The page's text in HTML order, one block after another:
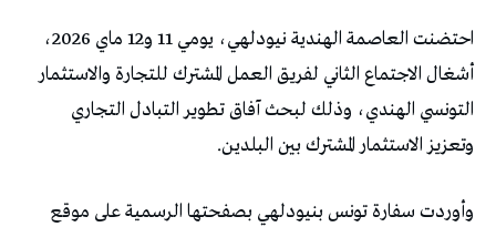
احتضنت العاصمة الهندية نيودلهي، يومي 11 و12 ماي 2026،
أشغال الاجتماع الثاني لفريق العمل المشترك للتجارة والاستثمار
التونسي الهندي، وذلك لبحث آفاق تطوير التبادل التجاري
وتعزيز الاستثمار المشترك بين البلدين.
وأوردت سفارة تونس بنيودلهي بصفحتها الرسمية على موقع